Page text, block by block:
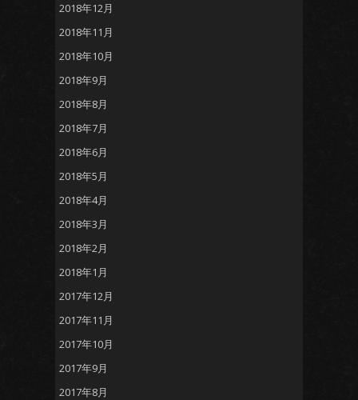
2018年12月
2018年11月
2018年10月
2018年9月
2018年8月
2018年7月
2018年6月
2018年5月
2018年4月
2018年3月
2018年2月
2018年1月
2017年12月
2017年11月
2017年10月
2017年9月
2017年8月